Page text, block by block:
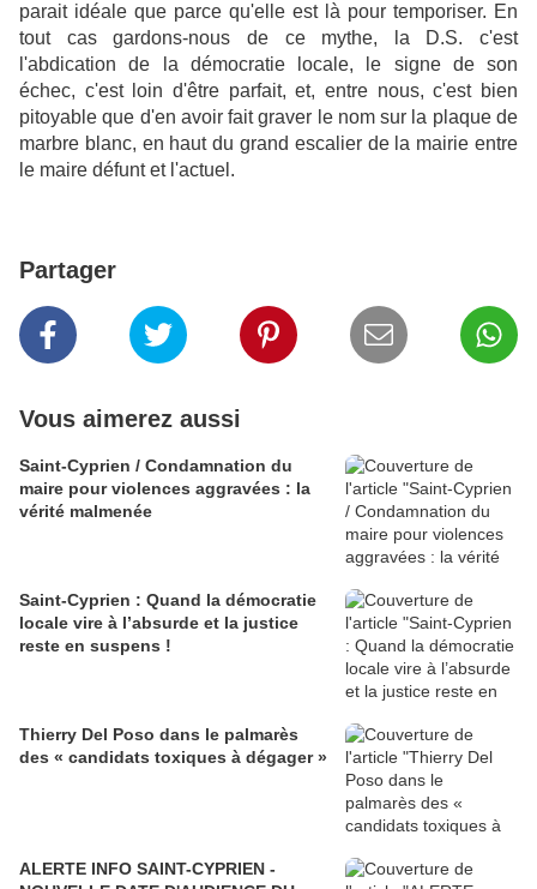
parait idéale que parce qu'elle est là pour temporiser. En
tout cas gardons-nous de ce mythe, la D.S. c'est
l'abdication de la démocratie locale, le signe de son
échec, c'est loin d'être parfait, et, entre nous, c'est bien
pitoyable que d'en avoir fait graver le nom sur la plaque de
marbre blanc, en haut du grand escalier de la mairie entre
le maire défunt et l'actuel.
Partager
Vous aimerez aussi
Saint-Cyprien / Condamnation du
maire pour violences aggravées : la
vérité malmenée
Saint-Cyprien : Quand la démocratie
locale vire à l’absurde et la justice
reste en suspens !
Thierry Del Poso dans le palmarès
des « candidats toxiques à dégager »
ALERTE INFO SAINT-CYPRIEN -